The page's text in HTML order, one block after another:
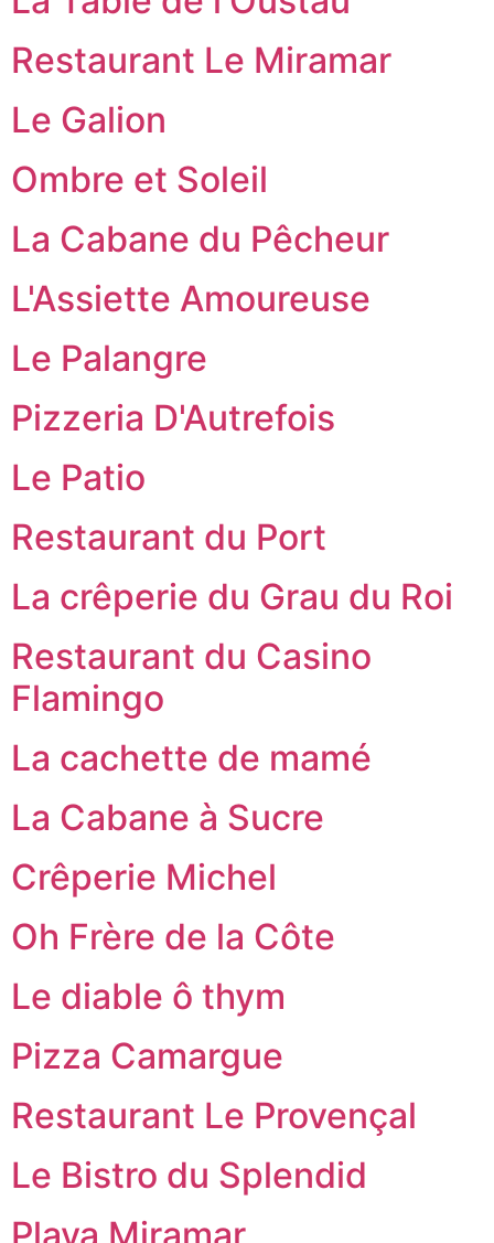
Restaurant Le Miramar
Le Galion
Ombre et Soleil
La Cabane du Pêcheur
L'Assiette Amoureuse
Le Palangre
Pizzeria D'Autrefois
Le Patio
Restaurant du Port
La crêperie du Grau du Roi
Restaurant du Casino
Flamingo
La cachette de mamé
La Cabane à Sucre
Crêperie Michel
Oh Frère de la Côte
Le diable ô thym
Pizza Camargue
Restaurant Le Provençal
Le Bistro du Splendid
Playa Miramar